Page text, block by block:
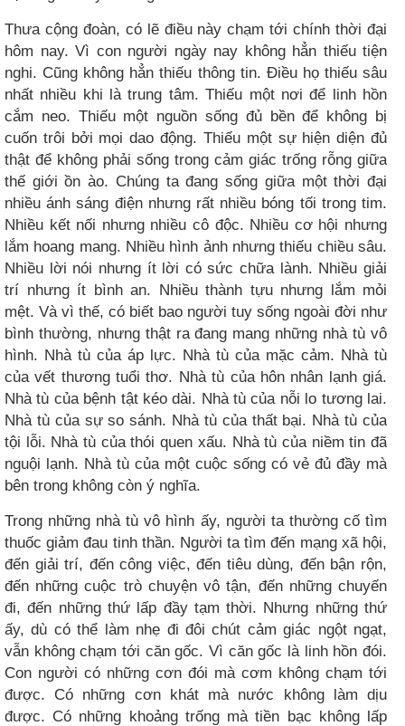
Thưa cộng đoàn, có lẽ điều này chạm tới chính thời đại
hôm nay. Vì con người ngày nay không hẳn thiếu tiện
nghi. Cũng không hẳn thiếu thông tin. Điều họ thiếu sâu
nhất nhiều khi là trung tâm. Thiếu một nơi để linh hồn
cắm neo. Thiếu một nguồn sống đủ bền để không bị
cuốn trôi bởi mọi dao động. Thiếu một sự hiện diện đủ
thật để không phải sống trong cảm giác trống rỗng giữa
thế giới ồn ào. Chúng ta đang sống giữa một thời đại
nhiều ánh sáng điện nhưng rất nhiều bóng tối trong tim.
Nhiều kết nối nhưng nhiều cô độc. Nhiều cơ hội nhưng
lắm hoang mang. Nhiều hình ảnh nhưng thiếu chiều sâu.
Nhiều lời nói nhưng ít lời có sức chữa lành. Nhiều giải
trí nhưng ít bình an. Nhiều thành tựu nhưng lắm mỏi
mệt. Và vì thế, có biết bao người tuy sống ngoài đời như
bình thường, nhưng thật ra đang mang những nhà tù vô
hình. Nhà tù của áp lực. Nhà tù của mặc cảm. Nhà tù
của vết thương tuổi thơ. Nhà tù của hôn nhân lạnh giá.
Nhà tù của bệnh tật kéo dài. Nhà tù của nỗi lo tương lai.
Nhà tù của sự so sánh. Nhà tù của thất bại. Nhà tù của
tội lỗi. Nhà tù của thói quen xấu. Nhà tù của niềm tin đã
nguội lạnh. Nhà tù của một cuộc sống có vẻ đủ đầy mà
bên trong không còn ý nghĩa.
Trong những nhà tù vô hình ấy, người ta thường cố tìm
thuốc giảm đau tinh thần. Người ta tìm đến mạng xã hội,
đến giải trí, đến công việc, đến tiêu dùng, đến bận rộn,
đến những cuộc trò chuyện vô tận, đến những chuyến
đi, đến những thứ lấp đầy tạm thời. Nhưng những thứ
ấy, dù có thể làm nhẹ đi đôi chút cảm giác ngột ngạt,
vẫn không chạm tới căn gốc. Vì căn gốc là linh hồn đói.
Con người có những cơn đói mà cơm không chạm tới
được. Có những cơn khát mà nước không làm dịu
được. Có những khoảng trống mà tiền bạc không lấp